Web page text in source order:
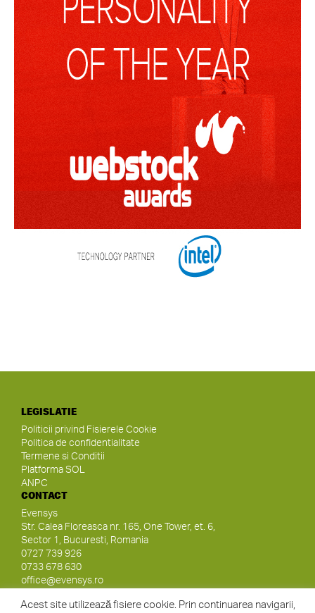
LEGISLATIE
Politicii privind Fisierele Cookie
Politica de confidentialitate
Termene si Conditii
Platforma SOL
ANPC
CONTACT
Evensys
Str. Calea Floreasca nr. 165, One Tower, et. 6,
Sector 1, Bucuresti, Romania
0727 739 926
0733 678 630
office@evensys.ro
SOCIAL MEDIA
Acest site utilizează fisiere cookie. Prin continuarea navigarii,